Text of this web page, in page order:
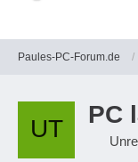
Paules-PC-Forum.de
PC